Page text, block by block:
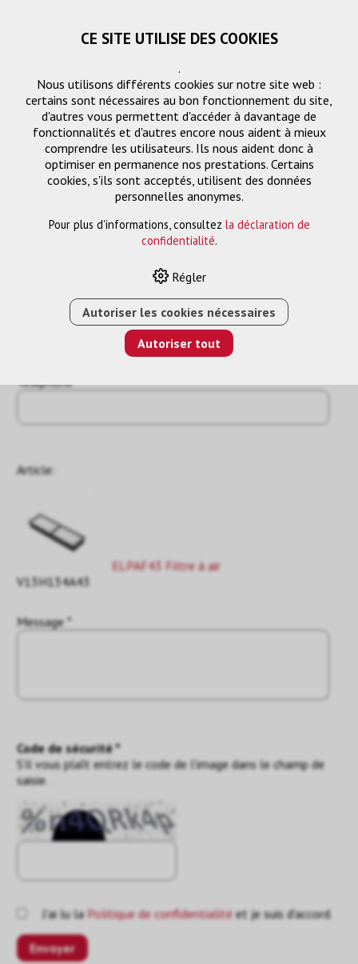
Demande
Nom ou entreprise *
Téléphone
Article:
ELPAF43 Filtre à air
V13H134A43
Message *
Code de sécurité *
S'il vous plaît entrez le code de l'image dans le champ de
saisie.
J'ai lu laPolitique de confidentialitéet je suis d'accord.
CE SITE UTILISE DES COOKIES
.
Nous utilisons différents cookies sur notre site web :
certains sont nécessaires au bon fonctionnement du site,
d'autres vous permettent d'accéder à davantage de
fonctionnalités et d'autres encore nous aident à mieux
comprendre les utilisateurs. Ils nous aident donc à
optimiser en permanence nos prestations. Certains
cookies, s'ils sont acceptés, utilisent des données
personnelles anonymes.
Pour plus d'informations, consultez la déclaration de
confidentialité.
Régler
Autoriser les cookies nécessaires
Autoriser tout